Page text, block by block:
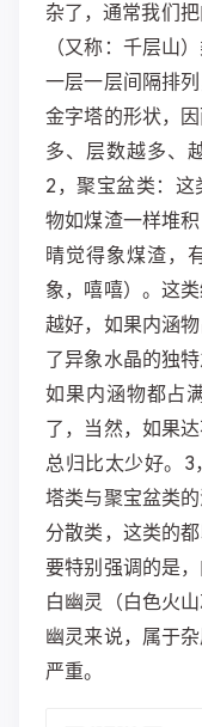
杂了，通常我们
（又称：千层山
一层一层间隔排
金字塔的形状，
多、层数越多、
2，聚宝盆类：这
物如煤渣一样堆
晴觉得象煤渣，
象，嘻嘻）。这
越好，如果内涵
了异象水晶的独
如果内涵物都占
了，当然，如果
总归比太少好。3
塔类与聚宝盆类
分散类，这类的
要特别强调的是
白幽灵（白色火
幽灵来说，属于
严重。